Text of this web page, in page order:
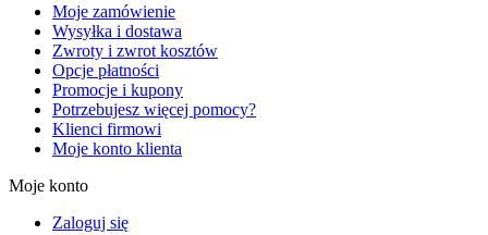
Moje zamówienie
Wysyłka i dostawa
Zwroty i zwrot kosztów
Opcje płatności
Promocje i kupony
Potrzebujesz więcej pomocy?
Klienci firmowi
Moje konto klienta
Moje konto
Zaloguj się